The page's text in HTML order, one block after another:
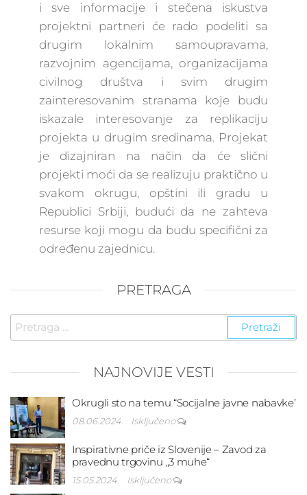
i sve informacije i stečena iskustva
projektni partneri će rado podeliti sa
drugim lokalnim samoupravama,
razvojnim agencijama, organizacijama
civilnog društva i svim drugim
zainteresovanim stranama koje budu
iskazale interesovanje za replikaciju
projekta u drugim sredinama. Projekat
je dizajniran na način da će slični
projekti moći da se realizuju praktično u
svakom okrugu, opštini ili gradu u
Republici Srbiji, budući da ne zahteva
resurse koji mogu da budu specifični za
određenu zajednicu.
PRETRAGA
Pretraga
za:
NAJNOVIJE VESTI
Okrugli sto na temu “Socijalne javne nabavke’
08.06.2024. Isključeno
Inspirativne priče iz Slovenije – Zavod za
pravednu trgovinu „3 muhe“
15.05.2024. Isključeno